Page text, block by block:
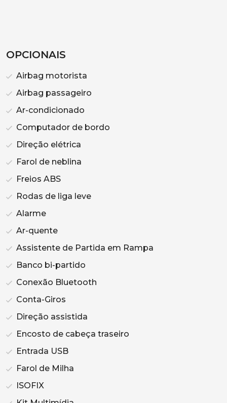
OPCIONAIS
Airbag motorista
Airbag passageiro
Ar-condicionado
Computador de bordo
Direção elétrica
Farol de neblina
Freios ABS
Rodas de liga leve
Alarme
Ar-quente
Assistente de Partida em Rampa
Banco bi-partido
Conexão Bluetooth
Conta-Giros
Direção assistida
Encosto de cabeça traseiro
Entrada USB
Farol de Milha
ISOFIX